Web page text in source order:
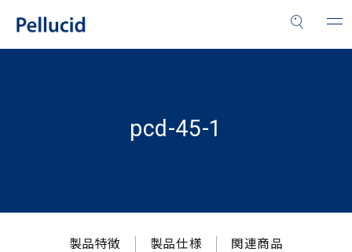
pcd-45-1
製品特徴 製品仕様 関連商品